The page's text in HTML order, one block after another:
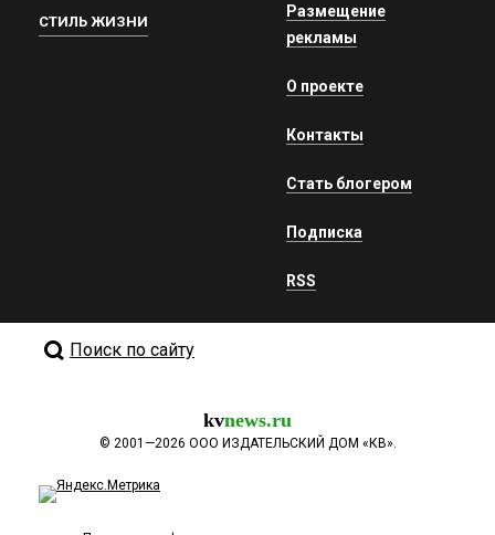
СТИЛЬ ЖИЗНИ
Размещение
рекламы
О проекте
Контакты
Стать блогером
Подписка
RSS
Поиск по сайту
kvnews.ru
© 2001—2026 ООО ИЗДАТЕЛЬСКИЙ ДОМ «КВ».